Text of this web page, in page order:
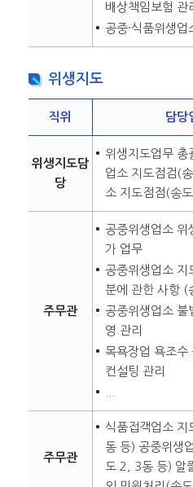
배상책임보험 관
공중·식품위생업
위생지도
직위 담당
위생지도담
당
위생지도업무 총
업소 지도점검(
소 지도점점(송
주무관
공중위생업소 위
가 업무
공중위생업소 지
분에 관한 사항 (
공중위생업소 불
영 관리
목욕장업 욕조수
컨설팅 관리
주무관
식품접객업소
동 등) 공중위생
도 2, 3동 등) 알